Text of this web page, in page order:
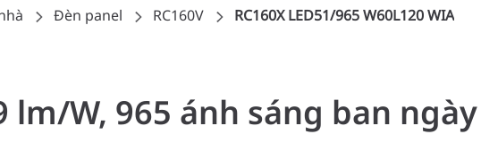
Đèn panel RC160V RC160X LED51/965 W60L120 WIA
lm/W, 965 ánh sáng ban